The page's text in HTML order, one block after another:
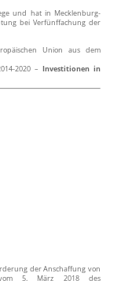
und hat in Mecklenburg-
bei Verfünffachung der
Union aus dem
2020 – Investitionen in
der Anschaffung von
vom 5. März 2018 des